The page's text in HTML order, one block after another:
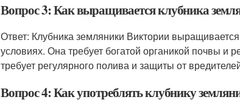
Вопрос 3: Как выращивается клубника
Ответ: Клубника земляники Виктории
условиях. Она требует богатой органикой почвы и
требует регулярного полива и защиты от
Вопрос 4: Как употреблять клубнику